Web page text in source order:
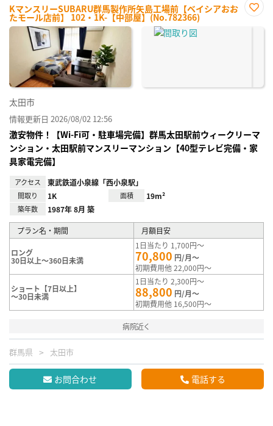
KマンスリーSUBARU群馬製作所矢島工場前【ベイシアおお
たモール店前】 102・1K-【中部屋】(No.782366)
に入
太田市
情報更新日 2026/08/02 12:56
激安物件！【Wi-Fi可・駐車場完備】群馬太田駅前ウィークリーマ
ンション・太田駅前マンスリーマンション【40型テレビ完備・家
具家電完備】
アクセス 東武鉄道小泉線「西小泉駅」
間取り 1K 面積 19m²
築年数 1987年 8月 築
プラン名・期間 月額目安
ロング
30日以上～360日未満
1日当たり 1,700円～
70,800 円/月～
初期費用他 22,000円～
ショート【7日以上】
～30日未満
1日当たり 2,300円～
88,800 円/月～
初期費用他 16,500円～
病院近く
群馬県 太田市
お問合わせ 電話する